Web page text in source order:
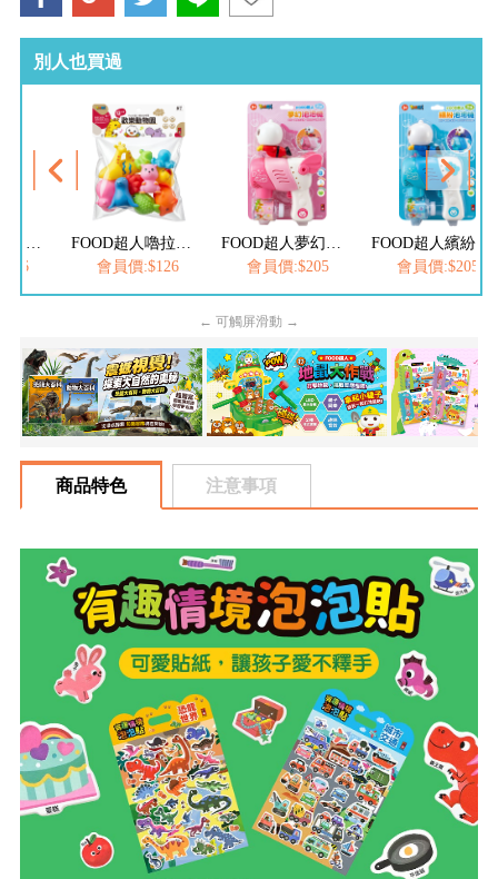
別人也買過
FOOD超人嚕拉拉時間-歡樂動物園
會員價:$126
FOOD超人夢幻泡泡槍
會員價:$205
FOOD超人繽紛泡泡槍
會員價:$205
會員
← 可觸屏滑動 →
商品特色 注意事項